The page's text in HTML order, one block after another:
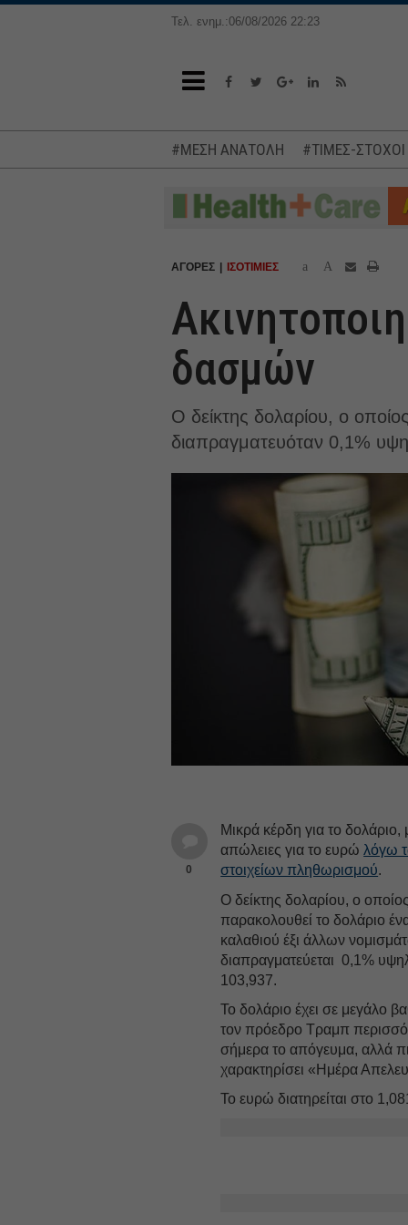
Τελ. ενημ.:06/08/2026 22:23
#ΜΕΣΗ ΑΝΑΤΟΛΗ #ΤΙΜΕΣ-
ΑΓΟΡΕΣ ΙΣΟΤΙΜΙΕΣ a A
δασμών
Ο δείκτης δολαρίου, ο
διαπραγματευόταν 0,1%
0
Μικρά κέρδη για το δολάριο,
απώλειες για το ευρώ λόγω
στοιχείων πληθωρισμού.
Ο δείκτης δολαρίου, ο οποίος
παρακολουθεί το δολάριο
καλαθιού έξι άλλων
διαπραγματεύεται 0,1%
103,937.
Το δολάριο έχει σε μεγάλο
τον πρόεδρο Τραμπ
σήμερα το απόγευμα, αλλά
χαρακτηρίσει «Ημέρα
Το ευρώ διατηρείται στο